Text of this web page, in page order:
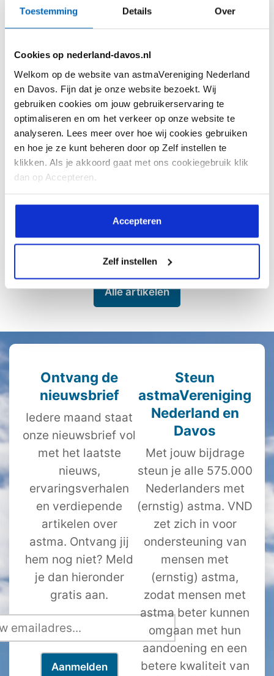
Toestemming Details Over
Cookies op nederland-davos.nl
Welkom op de website van astmaVereniging Nederland
en Davos. Fijn dat je onze website bezoekt. Wij
gebruiken cookies om jouw gebruikerservaring te
optimaliseren en om het verkeer op onze website te
analyseren. Lees meer over hoe wij cookies gebruiken
en hoe je ze kunt beheren door op Zelf instellen te
klikken. Als je akkoord gaat met ons cookiegebruik klik
dan op Accepteren.
Accepteren
Zelf instellen
Soms lijkt de liefde van één kant te komen…
Allergieën kies je niet!
Alle artikelen
Ontvang de
nieuwsbrief
Iedere maand staat
onze nieuwsbrief vol
met het laatste
nieuws,
ervaringsverhalen
en verdiepende
artikelen over
astma. Ontvang jij
hem nog niet? Meld
je dan hieronder
gratis aan.
Steun
astmaVereniging
Nederland en
Davos
Met jouw bijdrage
steun je alle 575.000
Nederlanders met
(ernstig) astma. VND
zet zich in voor
ondersteuning van
mensen met
(ernstig) astma,
zodat mensen met
astma beter kunnen
omgaan met hun
aandoening en een
betere kwaliteit van